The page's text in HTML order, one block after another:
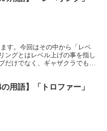
す。今回はその中から「レベ
ングとはレベル上げの事を指し
けでなく、ギャザクラでも行
の用語】「トロファー」